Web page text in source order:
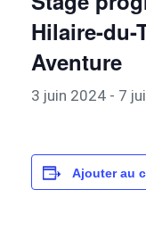
Hilaire-du-
Aventure
3 juin 2024 - 7
Ajouter au